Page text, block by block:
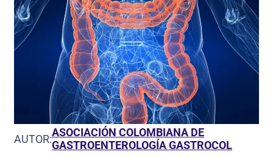
AUTOR:ASOCIACIÓN COLOMBIANA DE
GASTROENTEROLOGÍA GASTROCOL